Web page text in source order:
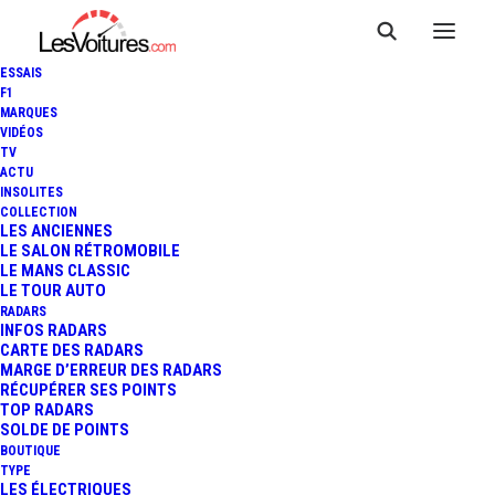
ESSAIS
F1
MARQUES
VIDÉOS
TV
ACTU
INSOLITES
COLLECTION
LES ANCIENNES
LE SALON RÉTROMOBILE
LE MANS CLASSIC
LE TOUR AUTO
RADARS
INFOS RADARS
CARTE DES RADARS
MARGE D’ERREUR DES RADARS
RÉCUPÉRER SES POINTS
TOP RADARS
SOLDE DE POINTS
BOUTIQUE
TYPE
LES ÉLECTRIQUES
14 mars 2017
PRÉSIDENTIELLE 2017 :